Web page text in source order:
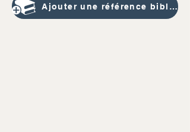
Ajouter une référence